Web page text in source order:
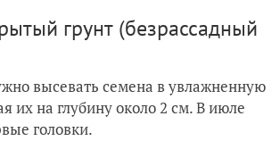
грунт (безрассадный
высевать семена в увлажненную
их на глубину около 2 см. В июле
головки.